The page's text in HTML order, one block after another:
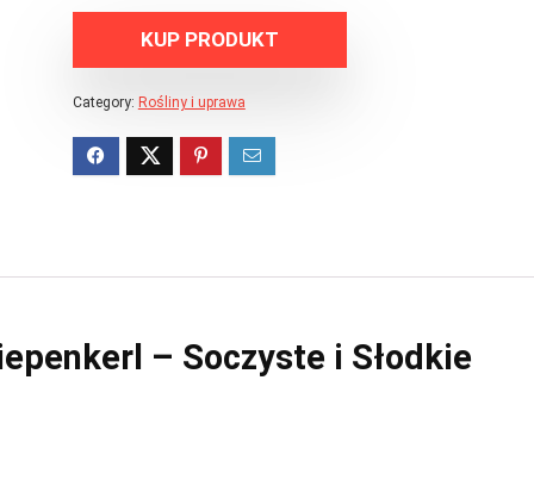
KUP PRODUKT
Category: Rośliny i uprawa
– Soczyste i Słodkie